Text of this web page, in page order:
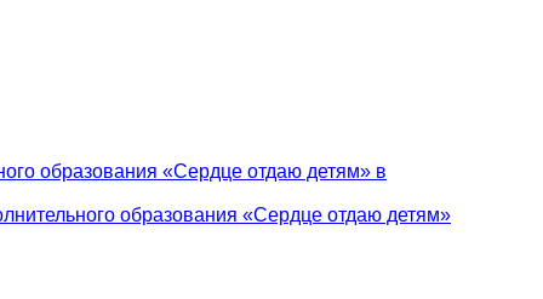
образования «Сердце отдаю детям» в
образования «Сердце отдаю детям»